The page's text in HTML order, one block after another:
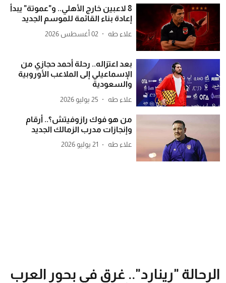
8 لاعبين خارج الأهلي.. و"عموتة" يبدأ
إعادة بناء القائمة للموسم الجديد
علاء طه 02 أغسطس 2026
بعد اعتزاله.. رحلة أحمد حجازي من
الإسماعيلي إلى الملاعب الأوروبية
والسعودية
علاء طه 25 يوليو 2026
من هو فوك رازوفيتش؟.. أرقام
وإنجازات مدرب الزمالك الجديد
علاء طه 21 يوليو 2026
الرحالة "رينارد".. غرق في بحور العرب